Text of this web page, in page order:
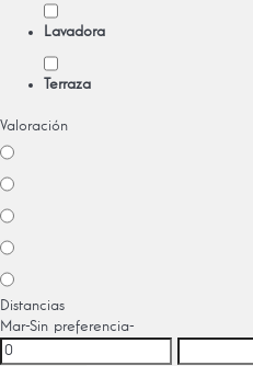
Lavadora
Terraza
Valoración
Distancias
Mar-Sin preferencia-